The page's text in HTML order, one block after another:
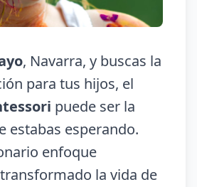
, Navarra, y buscas la
para tus hijos, el
puede ser la
estabas esperando.
enfoque
la vida de